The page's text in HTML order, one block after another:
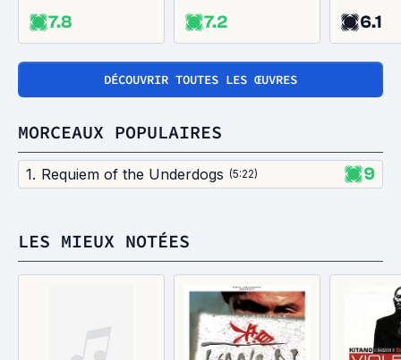
7.8 7.2 6.1
DÉCOUVRIR TOUTES LES ŒUVRES
MORCEAUX POPULAIRES
1. Requiem of the Underdogs (5:22) 9
LES MIEUX NOTÉES